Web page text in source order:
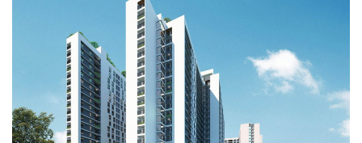
Doanh nghiệp
Thông tin doanh nghiệp
Doanh nghiệp 24h
Doanh nhân
Công nghệ
Sành điệu
Tin Công nghệ
Trải nghiệm